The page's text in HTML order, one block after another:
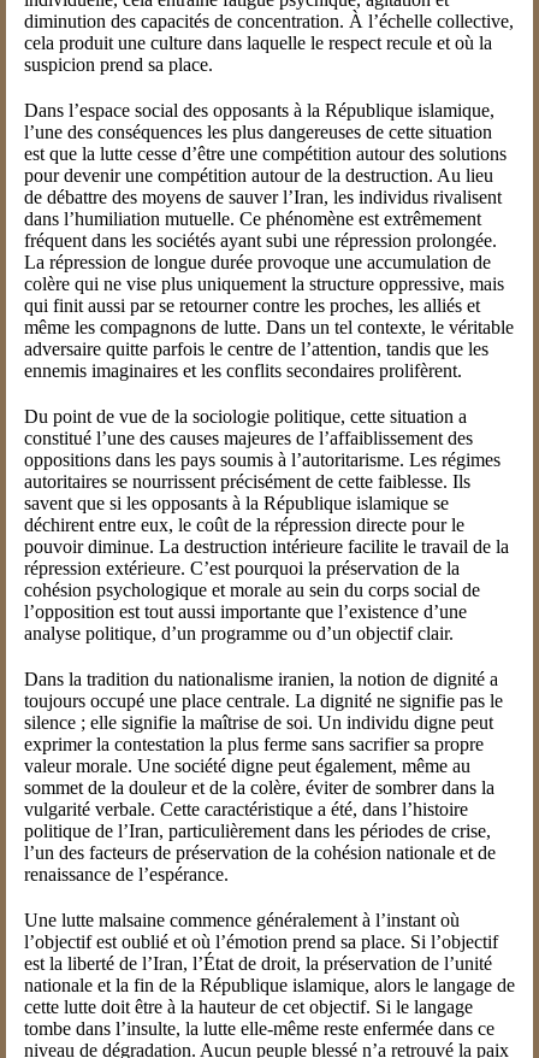
diminution des capacités de concentration. À l’échelle collective,
cela produit une culture dans laquelle le respect recule et où la
suspicion prend sa place.
Dans l’espace social des opposants à la République islamique,
l’une des conséquences les plus dangereuses de cette situation
est que la lutte cesse d’être une compétition autour des solutions
pour devenir une compétition autour de la destruction. Au lieu
de débattre des moyens de sauver l’Iran, les individus rivalisent
dans l’humiliation mutuelle. Ce phénomène est extrêmement
fréquent dans les sociétés ayant subi une répression prolongée.
La répression de longue durée provoque une accumulation de
colère qui ne vise plus uniquement la structure oppressive, mais
qui finit aussi par se retourner contre les proches, les alliés et
même les compagnons de lutte. Dans un tel contexte, le véritable
adversaire quitte parfois le centre de l’attention, tandis que les
ennemis imaginaires et les conflits secondaires prolifèrent.
Du point de vue de la sociologie politique, cette situation a
constitué l’une des causes majeures de l’affaiblissement des
oppositions dans les pays soumis à l’autoritarisme. Les régimes
autoritaires se nourrissent précisément de cette faiblesse. Ils
savent que si les opposants à la République islamique se
déchirent entre eux, le coût de la répression directe pour le
pouvoir diminue. La destruction intérieure facilite le travail de la
répression extérieure. C’est pourquoi la préservation de la
cohésion psychologique et morale au sein du corps social de
l’opposition est tout aussi importante que l’existence d’une
analyse politique, d’un programme ou d’un objectif clair.
Dans la tradition du nationalisme iranien, la notion de dignité a
toujours occupé une place centrale. La dignité ne signifie pas le
silence ; elle signifie la maîtrise de soi. Un individu digne peut
exprimer la contestation la plus ferme sans sacrifier sa propre
valeur morale. Une société digne peut également, même au
sommet de la douleur et de la colère, éviter de sombrer dans la
vulgarité verbale. Cette caractéristique a été, dans l’histoire
politique de l’Iran, particulièrement dans les périodes de crise,
l’un des facteurs de préservation de la cohésion nationale et de
renaissance de l’espérance.
Une lutte malsaine commence généralement à l’instant où
l’objectif est oublié et où l’émotion prend sa place. Si l’objectif
est la liberté de l’Iran, l’État de droit, la préservation de l’unité
nationale et la fin de la République islamique, alors le langage de
cette lutte doit être à la hauteur de cet objectif. Si le langage
tombe dans l’insulte, la lutte elle-même reste enfermée dans ce
niveau de dégradation. Aucun peuple blessé n’a retrouvé la paix